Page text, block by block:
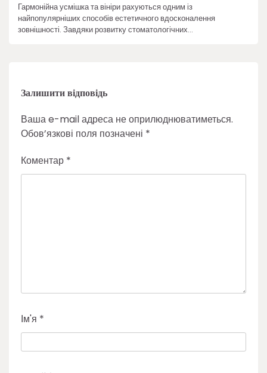
Гармонійна усмішка та вініри рахуються одним із
найпопулярніших способів естетичного вдосконалення
зовнішності. Завдяки розвитку стоматологічних…
Залишити відповідь
Ваша e-mail адреса не оприлюднюватиметься.
Обов’язкові поля позначені *
Коментар *
Ім'я *